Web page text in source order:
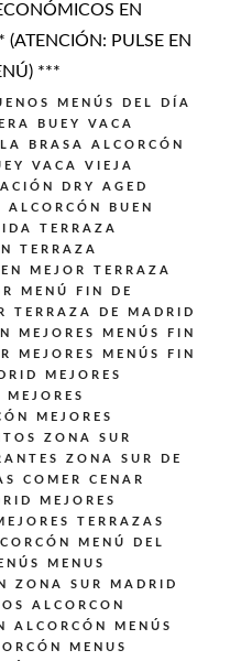
EN
PULSE EN
***
MENÚS DEL DÍA
BUEY VACA
BRASA ALCORCÓN
VACA VIEJA
DRY AGED
BUEN
TERRAZA
TERRAZA
MEJOR TERRAZA
MENÚ FIN DE
TERRAZA DE MADRID
MEJORES MENÚS FIN
MEJORES MENÚS FIN
MEJORES
MEJORES
MEJORES
ZONA SUR
ZONA SUR DE
COMER CENAR
MEJORES
TERRAZAS
MENÚ DEL
MENUS
ZONA SUR MADRID
ALCORCON
ALCORCÓN
MENÚS
MENUS